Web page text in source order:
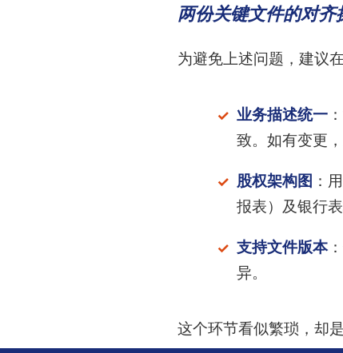
两份关键文件的对齐
为避免上述问题，建议
业务描述统一
致。如有变更
股权架构图 ：
报表）及银行表
支持文件版本
异。
这个环节看似繁琐，却